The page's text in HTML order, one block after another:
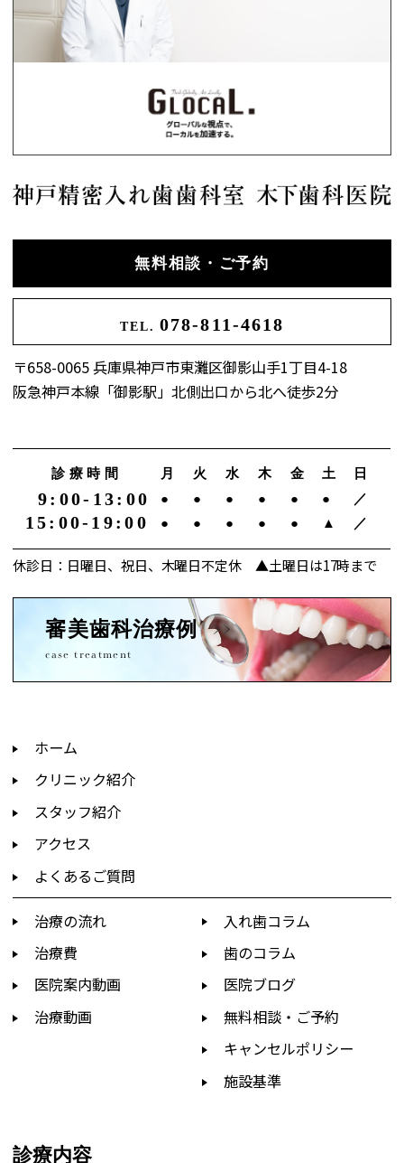
無料相談・ご予約
TEL. 078-811-4618
〒658-0065 兵庫県神戸市東灘区御影山手1丁目4-18
阪急神戸本線「御影駅」北側出口から北へ徒歩2分
審美歯科治療例
case treatment
診療時間 月 火 水 木 金 土 日
9:00-13:00 ● ● ● ● ● ● ／
15:00-19:00 ● ● ● ● ● ▲ ／
休診日：日曜日、祝日、木曜日不定休 ▲土曜日は17時まで
ホーム
クリニック紹介
スタッフ紹介
アクセス
よくあるご質問
治療の流れ
治療費
医院案内動画
治療動画
入れ歯コラム
歯のコラム
医院ブログ
無料相談・ご予約
キャンセルポリシー
施設基準
診療内容